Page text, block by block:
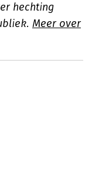
hechting
Meer over